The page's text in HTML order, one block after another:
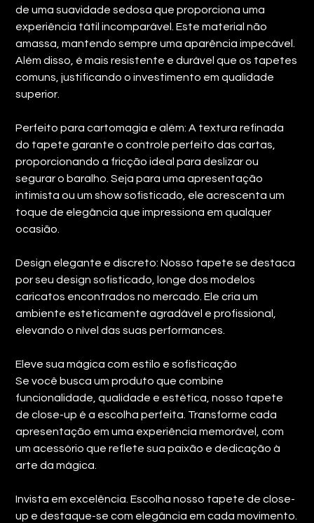
de uma suavidade sedosa que proporciona uma
experiência tátil incomparável. Este material não
amassa, mantendo sempre uma aparência impecável.
Além disso, é mais resistente e durável que os tapetes
comuns, justificando o investimento em qualidade
superior.
Perfeito para cartomagia e além: A textura refinada
do tapete garante o controle perfeito das cartas,
proporcionando a fricção ideal para deslizar ou
segurar o baralho. Seja para uma apresentação
intimista ou um show sofisticado, ele acrescenta um
toque de elegância que impressiona em qualquer
ocasião.
Design elegante e discreto: Nosso tapete se destaca
por seu design sofisticado, longe dos modelos
caricatos encontrados no mercado. Ele cria um
ambiente esteticamente agradável e profissional,
elevando o nível das suas performances.
Eleve sua mágica com estilo e sofisticação
Se você busca um produto que combine
funcionalidade, qualidade e estética, nosso tapete
de close-up é a escolha perfeita. Transforme cada
apresentação em uma experiência memorável, com
um acessório que reflete sua paixão e dedicação à
arte da mágica.
Invista em excelência. Escolha nosso tapete de close-
up e destaque-se com elegância em cada movimento.